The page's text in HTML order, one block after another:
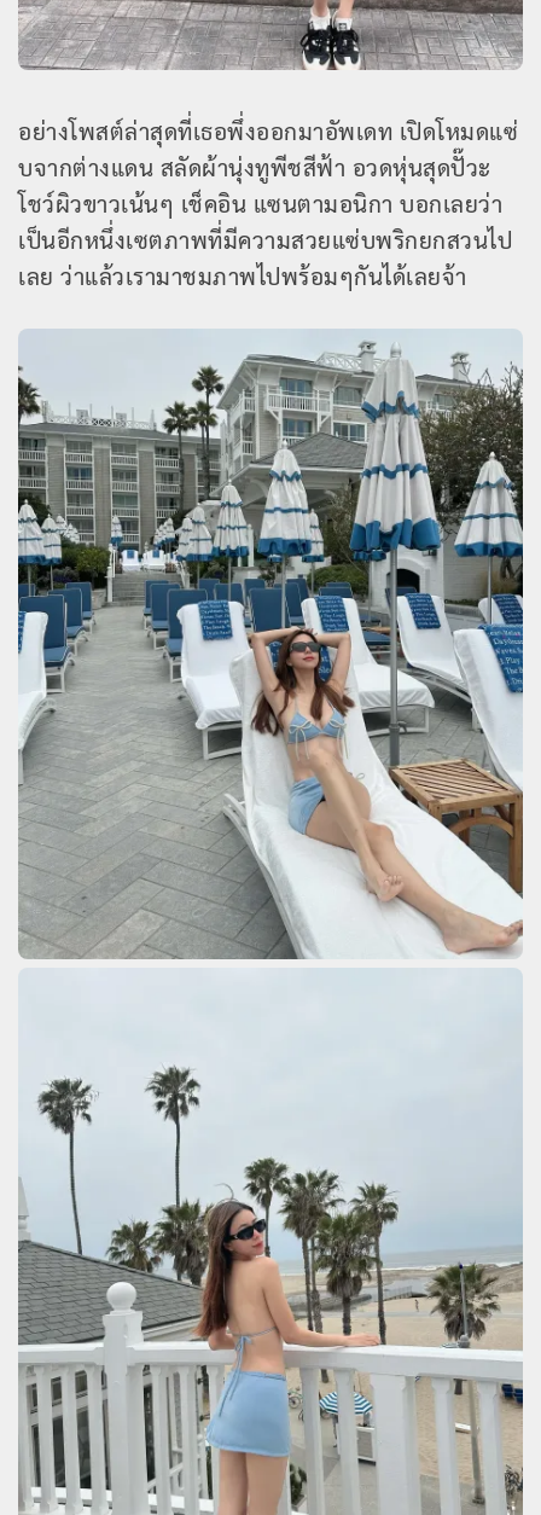
อย่างโพสต์ล่าสุดที่เธอพึ่งออกมาอัพเดท เปิดโหมดแซ่
บจากต่างแดน สลัดผ้านุ่งทูพีชสีฟ้า อวดหุ่นสุดปั๊วะ
โชว์ผิวขาวเน้นๆ เช็คอิน แซนตามอนิกา บอกเลยว่า
เป็นอีกหนึ่งเซตภาพที่มีความสวยแซ่บพริกยกสวนไป
เลย ว่าแล้วเรามาชมภาพไปพร้อมๆกันได้เลยจ้า